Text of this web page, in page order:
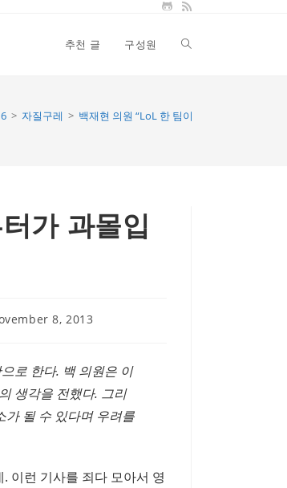
추천 글 구성원 Toggle
6 > 자질구레 > 백재현 의원 “LoL 한 팀이 5명인 것부터가 과
가 과몰입
8, 2013
로 한다. 백 의원은 이
생각을 전했다. 그리
가 될 수 있다며 우려를
이런 기사를 죄다 모아서 영